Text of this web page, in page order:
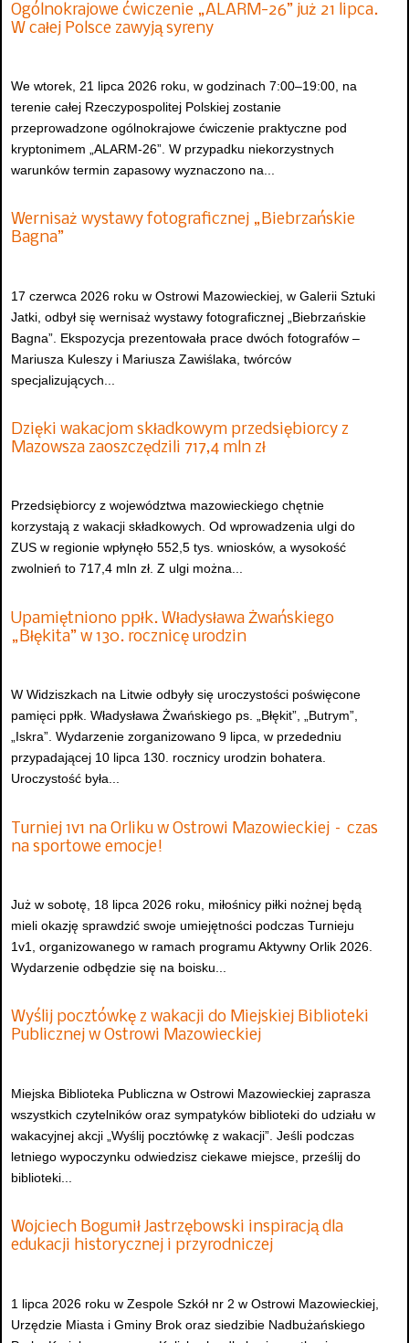
Ogólnokrajowe ćwiczenie „ALARM-26” już 21 lipca.
W całej Polsce zawyją syreny
We wtorek, 21 lipca 2026 roku, w godzinach 7:00–19:00, na
terenie całej Rzeczypospolitej Polskiej zostanie
przeprowadzone ogólnokrajowe ćwiczenie praktyczne pod
kryptonimem „ALARM-26”. W przypadku niekorzystnych
warunków termin zapasowy wyznaczono na...
Wernisaż wystawy fotograficznej „Biebrzańskie
Bagna”
17 czerwca 2026 roku w Ostrowi Mazowieckiej, w Galerii Sztuki
Jatki, odbył się wernisaż wystawy fotograficznej „Biebrzańskie
Bagna”. Ekspozycja prezentowała prace dwóch fotografów –
Mariusza Kuleszy i Mariusza Zawiślaka, twórców
specjalizujących...
Dzięki wakacjom składkowym przedsiębiorcy z
Mazowsza zaoszczędzili 717,4 mln zł
Przedsiębiorcy z województwa mazowieckiego chętnie
korzystają z wakacji składkowych. Od wprowadzenia ulgi do
ZUS w regionie wpłynęło 552,5 tys. wniosków, a wysokość
zwolnień to 717,4 mln zł. Z ulgi można...
Upamiętniono ppłk. Władysława Żwańskiego
„Błękita” w 130. rocznicę urodzin
W Widziszkach na Litwie odbyły się uroczystości poświęcone
pamięci ppłk. Władysława Żwańskiego ps. „Błękit”, „Butrym”,
„Iskra”. Wydarzenie zorganizowano 9 lipca, w przededniu
przypadającej 10 lipca 130. rocznicy urodzin bohatera.
Uroczystość była...
Turniej 1v1 na Orliku w Ostrowi Mazowieckiej – czas
na sportowe emocje!
Już w sobotę, 18 lipca 2026 roku, miłośnicy piłki nożnej będą
mieli okazję sprawdzić swoje umiejętności podczas Turnieju
1v1, organizowanego w ramach programu Aktywny Orlik 2026.
Wydarzenie odbędzie się na boisku...
Wyślij pocztówkę z wakacji do Miejskiej Biblioteki
Publicznej w Ostrowi Mazowieckiej
Miejska Biblioteka Publiczna w Ostrowi Mazowieckiej zaprasza
wszystkich czytelników oraz sympatyków biblioteki do udziału w
wakacyjnej akcji „Wyślij pocztówkę z wakacji”. Jeśli podczas
letniego wypoczynku odwiedzisz ciekawe miejsce, prześlij do
biblioteki...
Wojciech Bogumił Jastrzębowski inspiracją dla
edukacji historycznej i przyrodniczej
1 lipca 2026 roku w Zespole Szkół nr 2 w Ostrowi Mazowieckiej,
Urzędzie Miasta i Gminy Brok oraz siedzibie Nadbużańskiego